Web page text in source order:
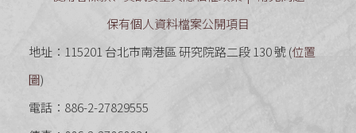
保有個人資料檔案公開項目
地址：115201 台北市南港區 研究院路二段 130 號 (位置
圖)
電話：886-2-27829555